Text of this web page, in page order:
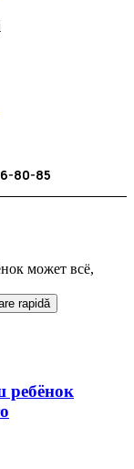
80-85
rapidă
ребёнок